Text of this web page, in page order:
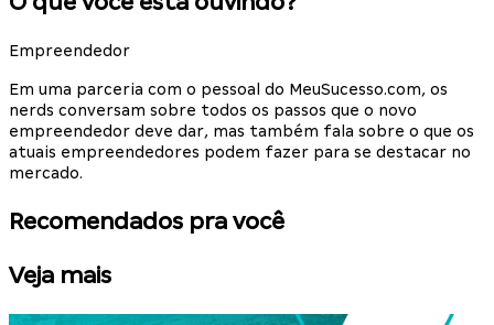
Empreendedor
Em uma parceria com o pessoal do MeuSucesso.com, os
nerds conversam sobre todos os passos que o novo
empreendedor deve dar, mas também fala sobre o que os
atuais empreendedores podem fazer para se destacar no
mercado.
Recomendados pra você
Veja mais